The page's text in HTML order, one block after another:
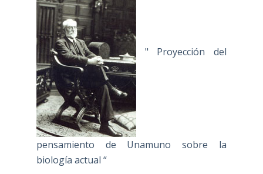
" Proyección del
pensamiento de Unamuno sobre la
biología actual “